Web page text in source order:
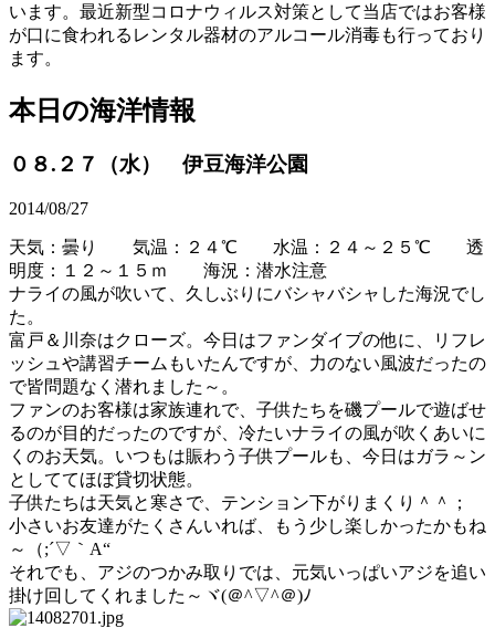
います。最近新型コロナウィルス対策として当店ではお客様
が口に食われるレンタル器材のアルコール消毒も行っており
ます。
本日の海洋情報
０８.２７（水） 伊豆海洋公園
2014/08/27
天気：曇り 気温：２４℃ 水温：２４～２５℃ 透
明度：１２～１５ｍ 海況：潜水注意
ナライの風が吹いて、久しぶりにバシャバシャした海況でし
た。
富戸＆川奈はクローズ。今日はファンダイブの他に、リフレ
ッシュや講習チームもいたんですが、力のない風波だったの
で皆問題なく潜れました～。
ファンのお客様は家族連れで、子供たちを磯プールで遊ばせ
るのが目的だったのですが、冷たいナライの風が吹くあいに
くのお天気。いつもは賑わう子供プールも、今日はガラ～ン
としててほぼ貸切状態。
子供たちは天気と寒さで、テンション下がりまくり＾＾；
小さいお友達がたくさんいれば、もう少し楽しかったかもね
～（;´▽｀A“
それでも、アジのつかみ取りでは、元気いっぱいアジを追い
掛け回してくれました～ヾ(＠^▽^＠)ﾉ